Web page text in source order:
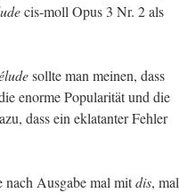
cis-moll Opus 3 Nr. 2 als
soll­te man mei­nen, dass
enor­me Po­pu­la­ri­tät und die
dass ein ekla­tan­ter Feh­ler
Aus­ga­be mal mitdis, mal